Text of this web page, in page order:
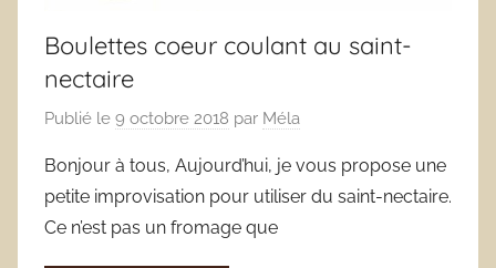
Boulettes coeur coulant au saint-
nectaire
Publié le 9 octobre 2018 par Méla
Bonjour à tous, Aujourd’hui, je vous propose une
petite improvisation pour utiliser du saint-nectaire.
Ce n’est pas un fromage que